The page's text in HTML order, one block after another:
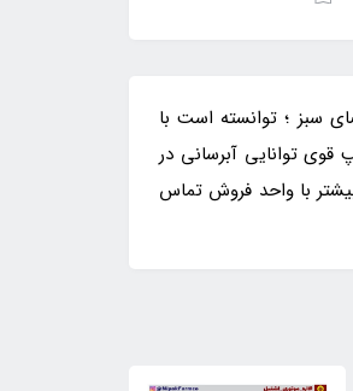
سبز ؛ توانسته است با
قوی توانایی آبرسانی در
با واحد فروش تماس